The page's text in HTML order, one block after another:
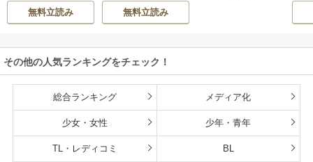
無料立読み
だきます
無料立読み
その他の人気ランキングをチェック！
総合ランキング メディア化
少女・女性 少年・青年
TL・レディコミ BL